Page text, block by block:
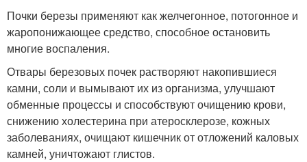
Почки березы применяют как желчегонное, потогонное и
жаропонижающее средство, способное остановить
многие воспаления.
Отвары березовых почек растворяют накопившиеся
камни, соли и вымывают их из организма, улучшают
обменные процессы и способствуют очищению крови,
снижению холестерина при атеросклерозе, кожных
заболеваниях, очищают кишечник от отложений каловых
камней, уничтожают глистов.